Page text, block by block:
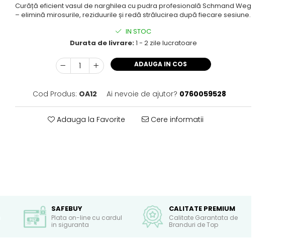
Curăță eficient vasul de narghilea cu pudra profesională Schmand Weg
– elimină mirosurile, reziduurile și redă strălucirea după fiecare sesiune.
IN STOC
Durata de livrare:1 - 2 zile lucratoare
ADAUGA IN COS
Cod Produs: OA12 Ai nevoie de ajutor? 0760059528
Adauga la Favorite Cere informatii
SAFEBUY
Plata on-line cu cardul
in siguranta
CALITATE PREMIUM
Calitate Garantata de
Branduri de Top